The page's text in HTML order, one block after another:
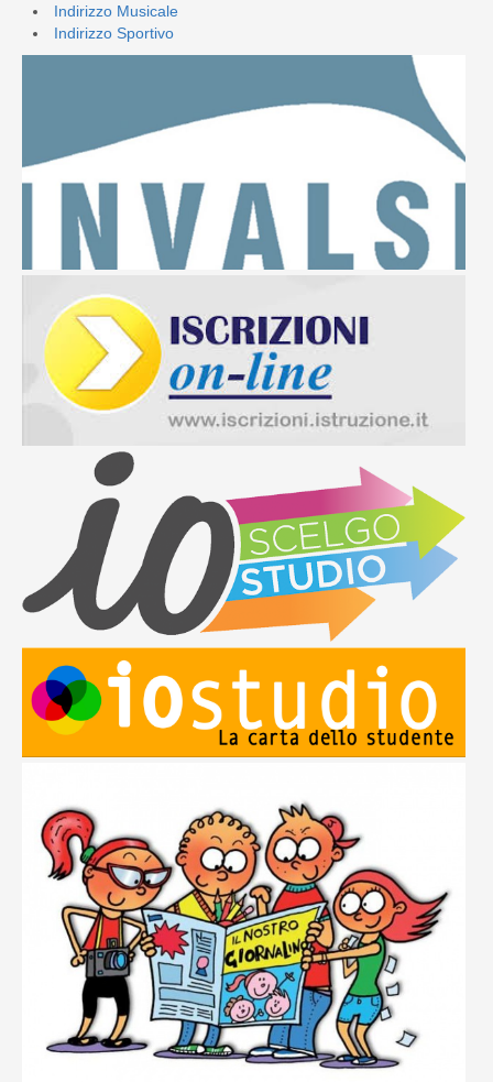
Indirizzo Musicale
Indirizzo Sportivo